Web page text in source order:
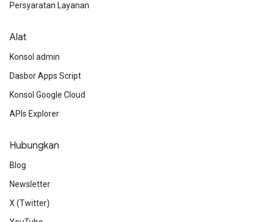
Persyaratan Layanan
Alat
Konsol admin
Dasbor Apps Script
Konsol Google Cloud
APIs Explorer
Hubungkan
Blog
Newsletter
X (Twitter)